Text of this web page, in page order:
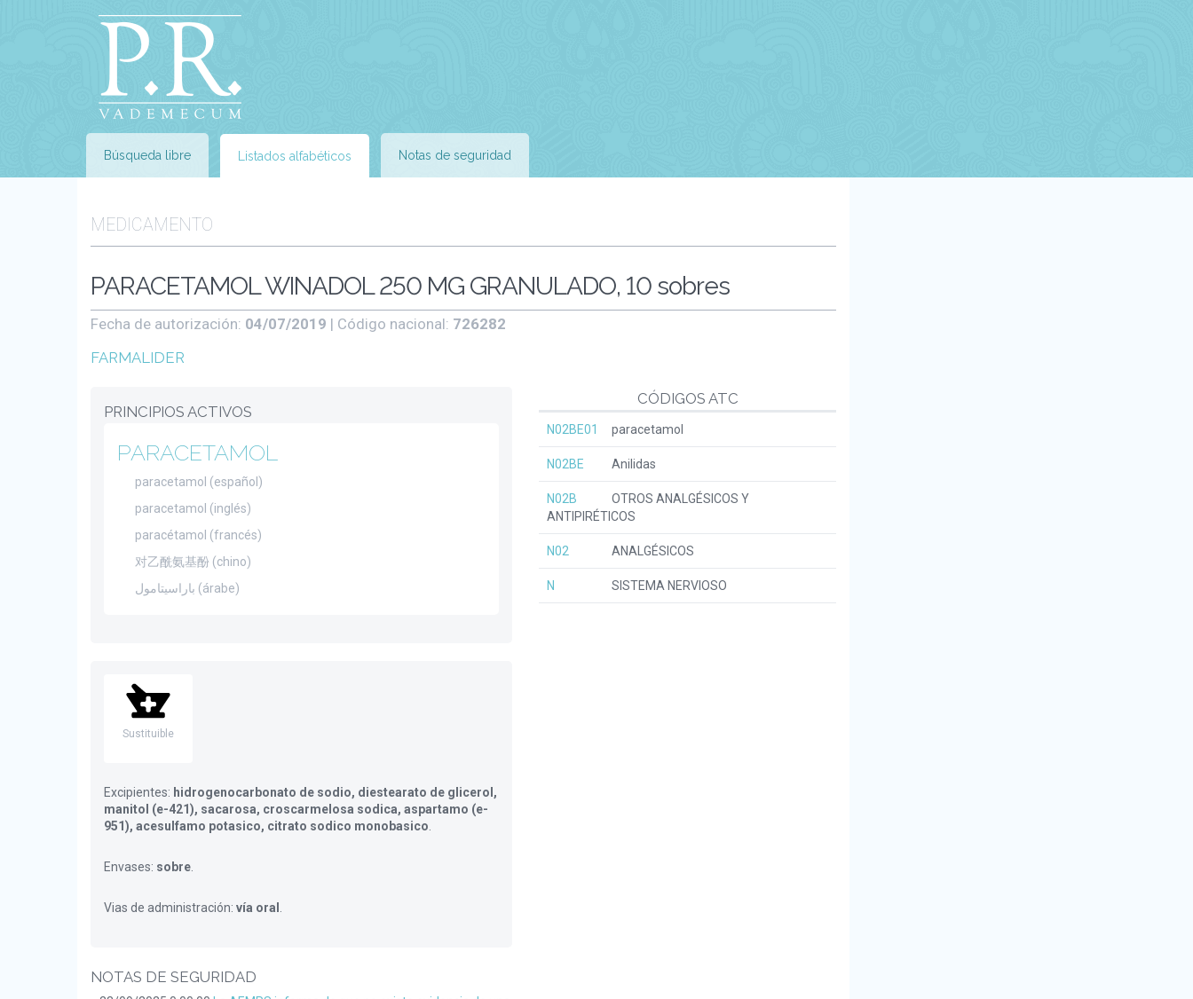
Búsqueda libre Listados alfabéticos Notas de seguridad
MEDICAMENTO
PARACETAMOL WINADOL 250 MG GRANULADO, 10 sobres
Fecha de autorización: 04/07/2019 | Código nacional: 726282
FARMALIDER
CÓDIGOS ATC
N02BE01 paracetamol
N02BE Anilidas
N02B
OTROS ANALGÉSICOS Y
ANTIPIRÉTICOS
N02 ANALGÉSICOS
N SISTEMA NERVIOSO
PRINCIPIOS ACTIVOS
PARACETAMOL
paracetamol (español)
paracetamol (inglés)
paracétamol (francés)
对乙酰氨基酚 (chino)
باراسيتامول (árabe)
Sustituible
Excipientes: hidrogenocarbonato de sodio, diestearato de glicerol,
manitol (e-421), sacarosa, croscarmelosa sodica, aspartamo (e-
951), acesulfamo potasico, citrato sodico monobasico
Envases: sobre
Vias de administración: vía oral
NOTAS DE SEGURIDAD